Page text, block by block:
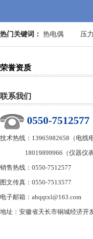
热门关键词： 热电偶 压
荣誉资质
联系我们
0550-7512577
技术热线：13965982658（电线
18019899966（仪器仪表
销售热线：0550-7512577
图文传真：0550-7513577
电子邮箱：ahqqtxl@163.com
地址：安徽省天长市铜城经济开